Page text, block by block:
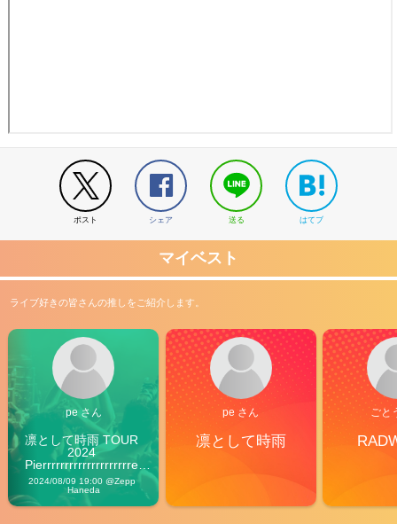
ポスト シェア 送る はてブ
マイベスト
ライブ好きの皆さんの推しをご紹介します。
pe さん
凛として時雨 TOUR
2024
Pierrrrrrrrrrrrrrrrrrrre
Vibes
2024/08/09 19:00 @Zepp
Haneda
pe さん
凛として時雨
ごと